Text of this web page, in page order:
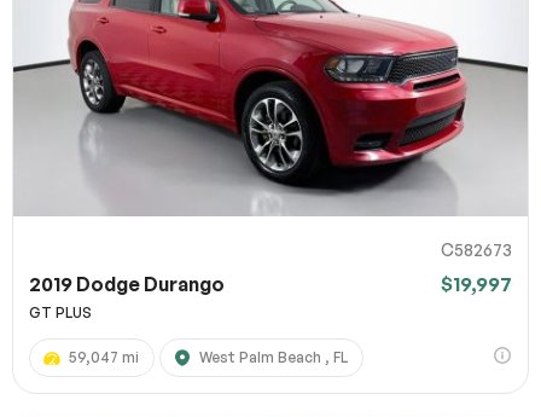
C582673
2019 Dodge Durango $19,997
GT PLUS
59,047 mi West Palm Beach , FL